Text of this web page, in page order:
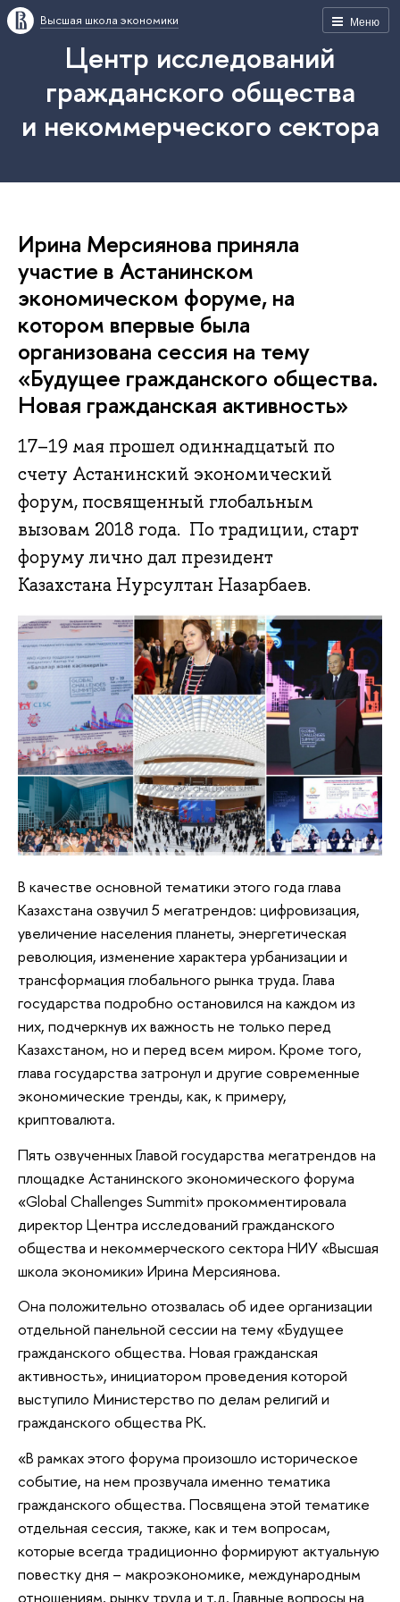
Меню
Высшая школа экономики
Центр исследований
гражданского общества
и некоммерческого сектора
Ирина Мерсиянова приняла
участие в Астанинском
экономическом форуме, на
котором впервые была
организована сессия на тему
«Будущее гражданского общества.
Новая гражданская активность»
17–19 мая прошел одиннадцатый по
счету Астанинский экономический
форум, посвященный глобальным
вызовам 2018 года. По традиции, старт
форуму лично дал президент
Казахстана Нурсултан Назарбаев.
В качестве основной тематики этого года глава
Казахстана озвучил 5 мегатрендов: цифровизация,
увеличение населения планеты, энергетическая
революция, изменение характера урбанизации и
трансформация глобального рынка труда. Глава
государства подробно остановился на каждом из
них, подчеркнув их важность не только перед
Казахстаном, но и перед всем миром. Кроме того,
глава государства затронул и другие современные
экономические тренды, как, к примеру,
криптовалюта.
Пять озвученных Главой государства мегатрендов на
площадке Астанинского экономического форума
«Global Challenges Summit» прокомментировала
директор Центра исследований гражданского
общества и некоммерческого сектора НИУ «Высшая
школа экономики» Ирина Мерсиянова.
Она положительно отозвалась об идее организации
отдельной панельной сессии на тему «Будущее
гражданского общества. Новая гражданская
активность», инициатором проведения которой
выступило Министерство по делам религий и
гражданского общества РК.
«В рамках этого форума произошло историческое
событие, на нем прозвучала именно тематика
гражданского общества. Посвящена этой тематике
отдельная сессия, также, как и тем вопросам,
которые всегда традиционно формируют актуальную
повестку дня – макроэкономике, международным
отношениям, рынку труда и т.д. Главные вопросы на